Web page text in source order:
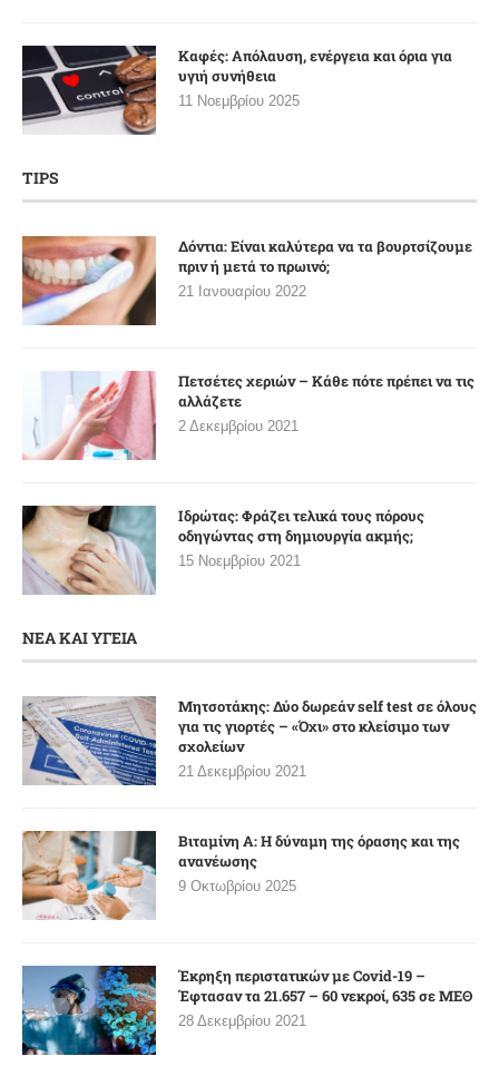
Καφές: Απόλαυση, ενέργεια και όρια για
υγιή συνήθεια
11 Νοεμβρίου 2025
TIPS
Δόντια: Είναι καλύτερα να τα βουρτσίζουμε
πριν ή μετά το πρωινό;
21 Ιανουαρίου 2022
Πετσέτες χεριών – Κάθε πότε πρέπει να τις
αλλάζετε
2 Δεκεμβρίου 2021
Ιδρώτας: Φράζει τελικά τους πόρους
οδηγώντας στη δημιουργία ακμής;
15 Νοεμβρίου 2021
ΝΕΑ ΚΑΙ ΥΓΕΙΑ
Μητσοτάκης: Δύο δωρεάν self test σε όλους
για τις γιορτές – «Όχι» στο κλείσιμο των
σχολείων
21 Δεκεμβρίου 2021
Βιταμίνη A: Η δύναμη της όρασης και της
ανανέωσης
9 Οκτωβρίου 2025
Έκρηξη περιστατικών με Covid-19 –
Έφτασαν τα 21.657 – 60 νεκροί, 635 σε ΜΕΘ
28 Δεκεμβρίου 2021